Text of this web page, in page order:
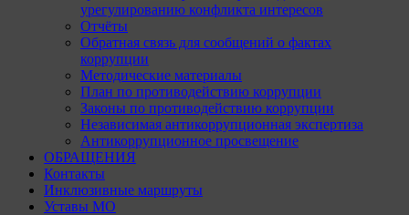
урегулированию конфликта интересов
Отчёты
Обратная связь для сообщений о фактах
коррупции
Методические материалы
План по противодействию коррупции
Законы по противодействию коррупции
Независимая антикоррупционная экспертиза
Антикоррупционное просвещение
ОБРАЩЕНИЯ
Контакты
Инклюзивные маршруты
Уставы МО